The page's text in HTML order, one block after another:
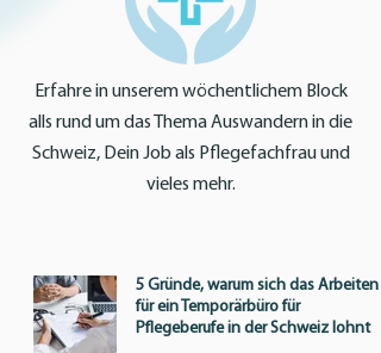
Erfahre in unserem wöchentlichem Block
alls rund um das Thema Auswandern in die
Schweiz, Dein Job als Pflegefachfrau und
vieles mehr.
5 Gründe, warum sich das Arbeiten
für ein Temporärbüro für
Pflegeberufe in der Schweiz lohnt